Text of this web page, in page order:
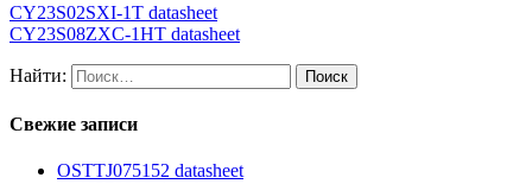
CY23S02SXI-1T datasheet
CY23S08ZXC-1HT datasheet
Найти:
Свежие записи
OSTTJ075152 datasheet